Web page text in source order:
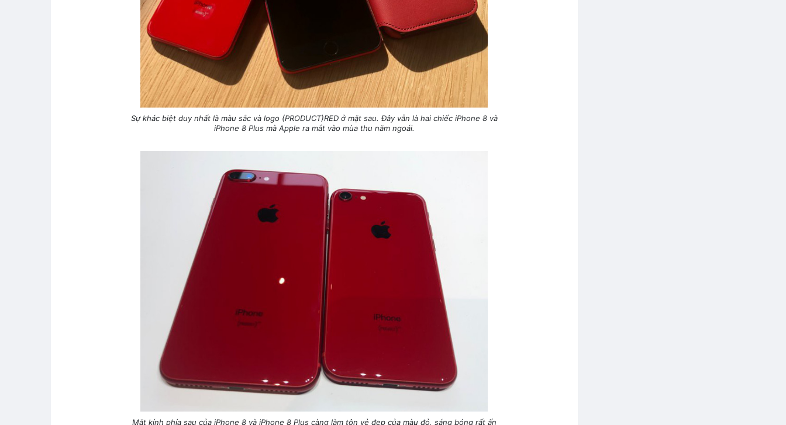
Sự khác biệt duy nhất là màu sắc và logo (PRODUCT)RED ở mặt sau. Đây vẫn là hai chiếc iPhone 8 và
iPhone 8 Plus mà Apple ra mắt vào mùa thu năm ngoái.
Mặt kính phía sau của iPhone 8 và iPhone 8 Plus càng làm tôn vẻ đẹp của màu đỏ, sáng bóng rất ấn